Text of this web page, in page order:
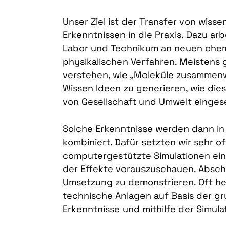
Unser Ziel ist der Transfer von
Erkenntnissen in die Praxis. Dazu
Labor und Technikum an neuen
physikalischen Verfahren. Meistens
verstehen, wie „Moleküle
Wissen Ideen zu generieren, wie
von Gesellschaft und Umwelt
Solche Erkenntnisse werden dann
kombiniert. Dafür setzten wir sehr
computergestützte Simulationen
der Effekte vorauszuschauen.
Umsetzung zu demonstrieren. Oft
technische Anlagen auf Basis der
Erkenntnisse und mithilfe der